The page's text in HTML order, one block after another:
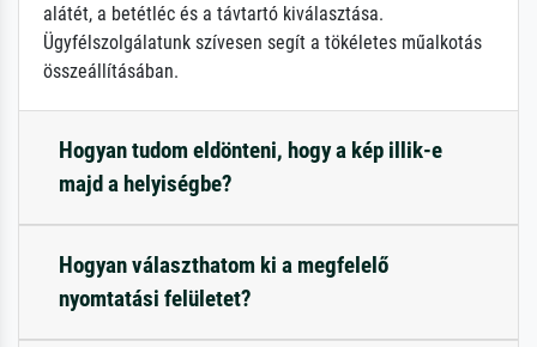
alátét, a betétléc és a távtartó kiválasztása.
Ügyfélszolgálatunk szívesen segít a tökéletes műalkotás
összeállításában.
Hogyan tudom eldönteni, hogy a kép illik-e
majd a helyiségbe?
Hogyan választhatom ki a megfelelő
nyomtatási felületet?